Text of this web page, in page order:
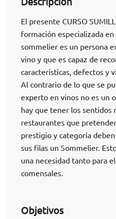
El presente CURSO
formación especializada
sommelier es un persona
vino y que es capaz de
características, defectos y
Al contrario de lo que se
experto en vinos no es un
hay que tener los sentidos
restaurantes que
prestigio y categoría
sus filas un Sommelier.
una necesidad tanto para
comensales.
Objetivos